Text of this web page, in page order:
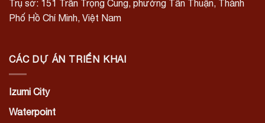
Trụ sở: 151 Trần Trọng Cung, phường Tân Thuận, Thành
Phố Hồ Chí Minh, Việt Nam
CÁC DỰ ÁN TRIỂN KHAI
Izumi City
Waterpoint